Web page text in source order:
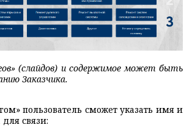
(слайдов) и содержимое может быть
Заказчика.
пользователь сможет указать имя и
связи: